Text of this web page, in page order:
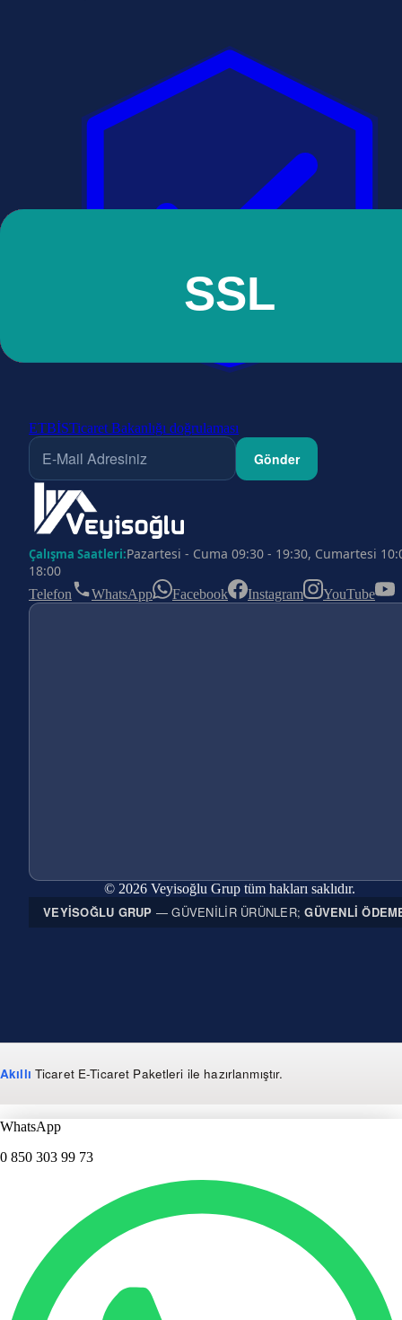
ETBİSTicaret Bakanlığı doğrulaması
Gönder
Çalışma Saatleri:Pazartesi - Cuma 09:30 - 19:30, Cumartesi
18:00
Telefon WhatsApp Facebook Instagram YouTube
© 2026 Veyisoğlu Grup tüm hakları saklıdır.
VEYISOĞLU GRUP — GÜVENILIR ÜRÜNLER;GÜVENLI
Akıllı Ticaret E-Ticaret Paketleri ile hazırlanmıştır.
WhatsApp
0 850 303 99 73